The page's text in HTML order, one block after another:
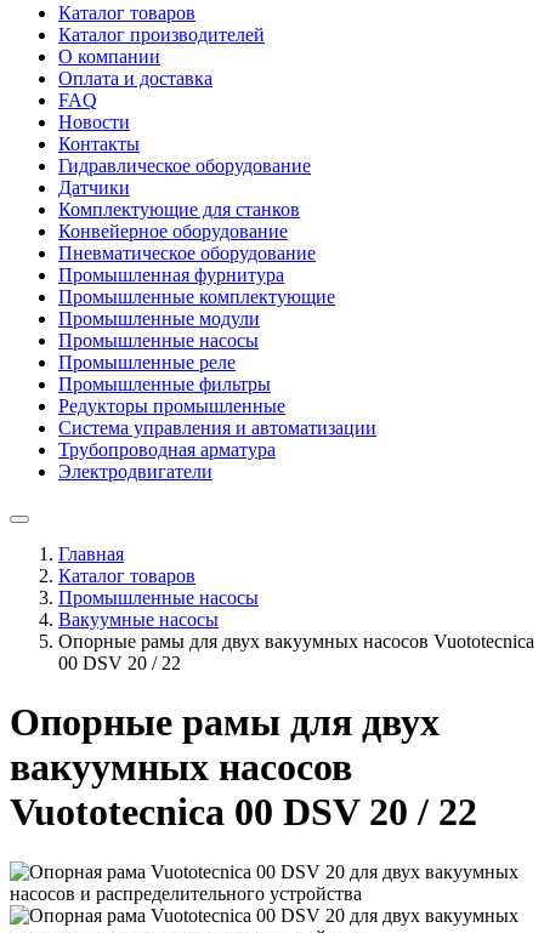
Каталог товаров
Каталог производителей
О компании
Оплата и доставка
FAQ
Новости
Контакты
Гидравлическое оборудование
Датчики
Комплектующие для станков
Конвейерное оборудование
Пневматическое оборудование
Промышленная фурнитура
Промышленные комплектующие
Промышленные модули
Промышленные насосы
Промышленные реле
Промышленные фильтры
Редукторы промышленные
Система управления и автоматизации
Трубопроводная арматура
Электродвигатели
Главная
Каталог товаров
Промышленные насосы
Вакуумные насосы
Опорные рамы для двух вакуумных насосов Vuototecnica
00 DSV 20 / 22
Опорные рамы для двух
вакуумных насосов
Vuototecnica 00 DSV 20 / 22